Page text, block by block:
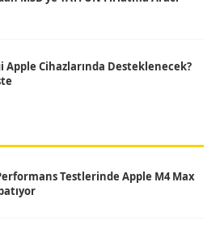
Apple Cihazlarında Desteklenecek?
Testlerinde Apple M4 Max